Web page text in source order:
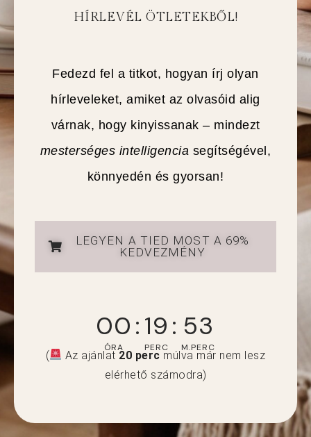
HÍRLEVÉL ÖTLETEKBŐL!
Fedezd fel a titkot, hogyan írj olyan
hírleveleket, amiket az olvasóid alig
várnak, hogy kinyissanak – mindezt
mesterséges intelligencia segítségével,
könnyedén és gyorsan!
LEGYEN A TIED MOST A 69%
KEDVEZMÉNY
00
ÓRA
:19
PERC
: 52
M.PERC
( Az ajánlat 20 perc múlva már nem lesz
elérhető számodra)